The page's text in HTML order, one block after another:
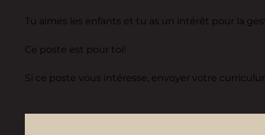
Tu aimes les enfants et tu as un intérêt pour la
Ce poste est pour toi!
Si ce poste vous intéresse, envoyer votre